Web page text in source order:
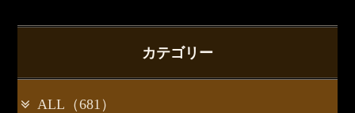
カテゴリー
ALL（681）